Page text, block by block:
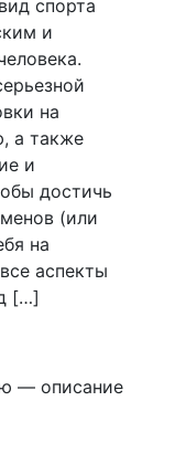
спорта
и
на
а также
и
достичь
(или
на
аспекты
[…]
— описание